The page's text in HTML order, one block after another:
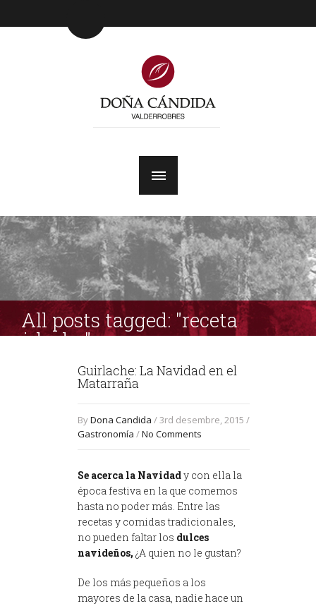
All posts tagged: "receta
guirlache"
Guirlache: La Navidad en el
Matarraña
ByDona Candida / 3rd desembre, 2015 /
Gastronomía /No Comments
Se acerca la Navidady con ella la
época festiva en la que comemos
hasta no poder más. Entre las
recetas y comidas tradicionales,
no pueden faltar los dulces
navideños, ¿A quien no le gustan?
De los más pequeños a los
mayores de la casa, nadie hace un